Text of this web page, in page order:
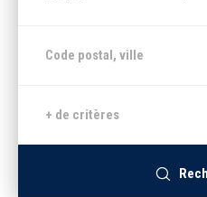
Recherche par ville
+ de critères